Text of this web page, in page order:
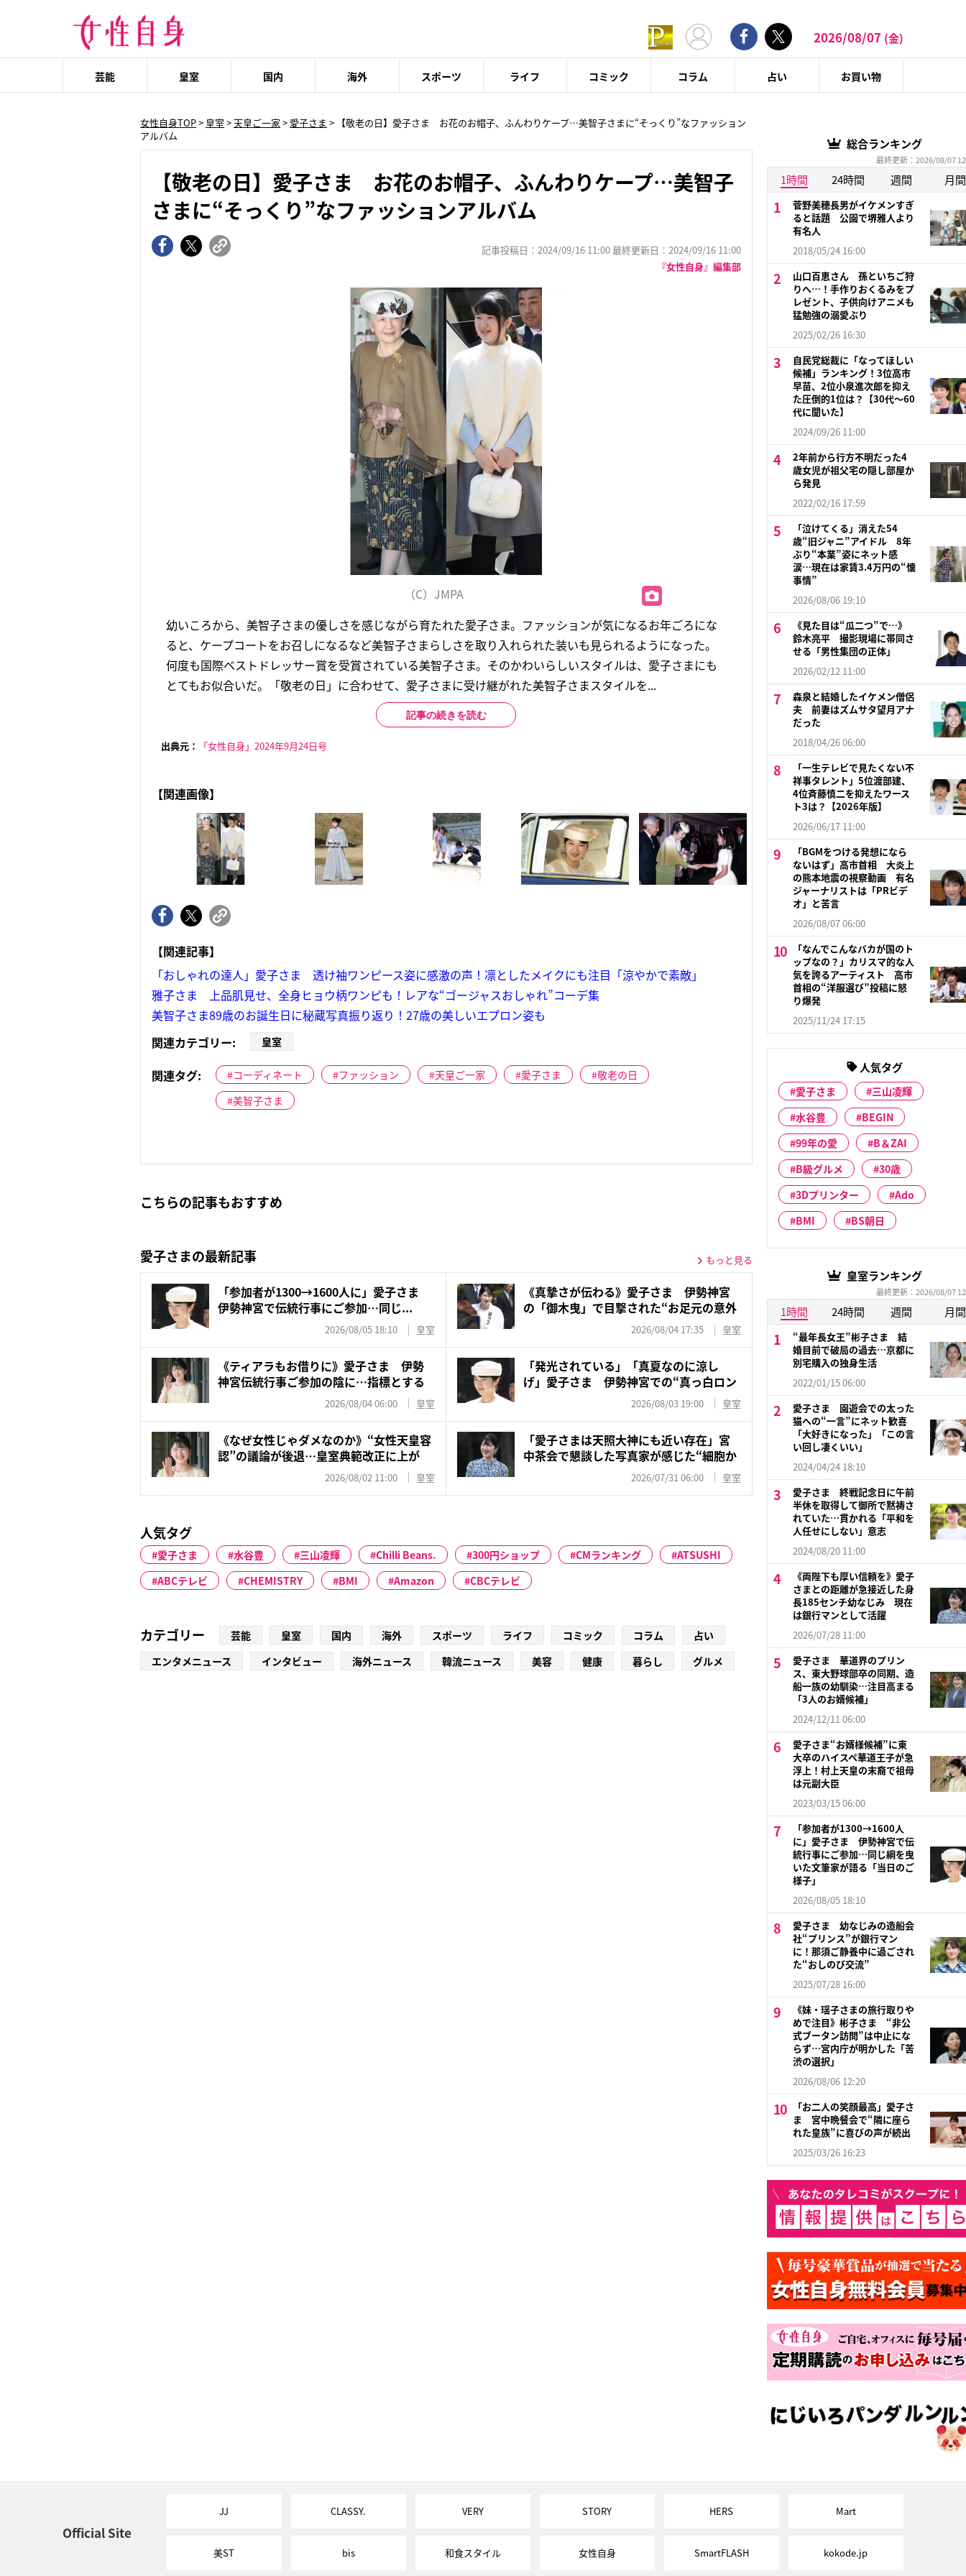
2026/08/07 (金)
芸能 皇室 国内 海外 スポーツ ライフ コミック コラム 占い お買い物
女性自身TOP> 皇室>天皇ご一家 > 愛子さま > 【敬老の日】愛子さま お花のお帽子、ふんわりケープ…美智子さまに“そっくり”なファッション
アルバム
【敬老の日】愛子さま お花のお帽子、ふんわりケープ…美智子
さまに“そっくり”なファッションアルバム
記事投稿日：2024/09/16 11:00 最終更新日：2024/09/16 11:00
『女性自身』編集部
（C）JMPA
幼いころから、美智子さまの優しさを感じながら育たれた愛子さま。ファッションが気になるお年ごろにな
ると、ケープコートをお召しになるなど美智子さまらしさを取り入れられた装いも見られるようになった。
何度も国際ベストドレッサー賞を受賞されている美智子さま。そのかわいらしいスタイルは、愛子さまにも
とてもお似合いだ。「敬老の日」に合わせて、愛子さまに受け継がれた美智子さまスタイルを...
記事の続きを読む
出典元： 「女性自身」2024年9月24日号
【関連画像】
【関連記事】
「おしゃれの達人」愛子さま 透け袖ワンピース姿に感激の声！凛としたメイクにも注目「涼やかで素敵」
雅子さま 上品肌見せ、全身ヒョウ柄ワンピも！レアな“ゴージャスおしゃれ”コーデ集
美智子さま89歳のお誕生日に秘蔵写真振り返り！27歳の美しいエプロン姿も
関連カテゴリー:
皇室
関連タグ: コーディネート ファッション 天皇ご一家 愛子さま
敬老の日
美智子さま
こちらの記事もおすすめ
愛子さまの最新記事 もっと見る
「参加者が1300→1600人に」愛子さま
伊勢神宮で伝統行事にご参加…同じ...
2026/08/05 18:10 皇室
《真摯さが伝わる》愛子さま 伊勢神宮
の「御木曳」で目撃された“お足元の意外
2026/08/04 17:35 皇室
《ティアラもお借りに》愛子さま 伊勢
神宮伝統行事ご参加の陰に…指標とする
2026/08/04 06:00 皇室
「発光されている」「真夏なのに涼し
げ」愛子さま 伊勢神宮での“真っ白ロン
2026/08/03 19:00 皇室
《なぜ女性じゃダメなのか》“女性天皇容
認”の議論が後退…皇室典範改正に上が
2026/08/02 11:00 皇室
「愛子さまは天照大神にも近い存在」宮
中茶会で懇談した写真家が感じた“細胞か
2026/07/31 06:00 皇室
人気タグ
愛子さま 水谷豊 三山凌輝 Chilli Beans. 300円ショップ CMランキング
ATSUSHI
ABCテレビ
CHEMISTRY BMI Amazon CBCテレビ
カテゴリー 芸能 皇室 国内 海外 スポーツ ライフ コミック コラム
占い
エンタメニュース
インタビュー 海外ニュース 韓流ニュース 美容 健康 暮らし グルメ
総合ランキング
最終更新：2026/08/07
1時間 24時間 週間 月間
菅野美穂長男がイケメンすぎ
ると話題 公園で堺雅人より
有名人
2018/05/24 16:00
山口百恵さん 孫といちご狩
りへ…！手作りおくるみをプ
レゼント、子供向けアニメも
猛勉強の溺愛ぶり
2025/02/26 16:30
自民党総裁に「なってほしい
候補」ランキング！3位高市
早苗、2位小泉進次郎を抑え
た圧倒的1位は？【30代〜60
代に聞いた】
2024/09/26 11:00
2年前から行方不明だった4
歳女児が祖父宅の隠し部屋か
ら発見
2022/02/16 17:59
「泣けてくる」消えた54
歳“旧ジャニ”アイドル 8年
ぶり“本業”姿にネット感
涙…現在は家賃3.4万円の“懐
事情”
2026/08/06 19:10
《見た目は“瓜二つ”で…》
鈴木亮平 撮影現場に帯同さ
せる「男性集団の正体」
2026/02/12 11:00
森泉と結婚したイケメン僧侶
夫 前妻はズムサタ望月アナ
だった
2018/04/26 06:00
「一生テレビで見たくない不
祥事タレント」5位渡部建、
4位斉藤慎二を抑えたワース
ト3は？【2026年版】
2026/06/17 11:00
「BGMをつける発想になら
ないはず」高市首相 大炎上
の熊本地震の視察動画 有名
ジャーナリストは「PRビデ
オ」と苦言
2026/08/07 06:00
「なんでこんなバカが国のト
ップなの？」カリスマ的な人
気を誇るアーティスト 高市
首相の“洋服選び”投稿に怒
り爆発
2025/11/24 17:15
人気タグ
愛子さま
三山凌輝
水谷豊
BEGIN
99年の愛
B＆ZAI
B級グルメ
30歳
3Dプリンター
Ado
BMI
BS朝日
皇室ランキング
最終更新：2026/08/07
1時間 24時間 週間 月間
“最年長女王”彬子さま 結
婚目前で破局の過去…京都に
別宅購入の独身生活
2022/01/15 06:00
愛子さま 園遊会での太った
猫への“一言”にネット歓喜
「大好きになった」「この言
い回し凄くいい」
2024/04/24 18:10
愛子さま 終戦記念日に午前
半休を取得して御所で黙祷さ
れていた…貫かれる「平和を
人任せにしない」意志
2024/08/20 11:00
《両陛下も厚い信頼を》愛子
さまとの距離が急接近した身
長185センチ幼なじみ 現在
は銀行マンとして活躍
2026/07/28 11:00
愛子さま 華道界のプリン
ス、東大野球部卒の同期、造
船一族の幼馴染…注目高まる
「3人のお婿候補」
2024/12/11 06:00
愛子さま“お婿様候補”に東
大卒のハイスペ華道王子が急
浮上！村上天皇の末裔で祖母
は元副大臣
2023/03/15 06:00
「参加者が1300→1600人
に」愛子さま 伊勢神宮で伝
統行事にご参加…同じ綱を曳
いた文筆家が語る「当日のご
様子」
2026/08/05 18:10
愛子さま 幼なじみの造船会
社“プリンス”が銀行マン
に！那須ご静養中に過ごされ
た“おしのび交流”
2025/07/28 16:00
《妹・瑶子さまの旅行取りや
めで注目》彬子さま “非公
式ブータン訪問”は中止にな
らず…宮内庁が明かした「苦
渋の選択」
2026/08/06 12:20
「お二人の笑顔最高」愛子さ
ま 宮中晩餐会で“隣に座ら
れた皇族”に喜びの声が続出
2025/03/26 16:23
Official Site
JJ CLASSY. VERY STORY HERS Mart
美ST bis 和食スタイル 女性自身 SmartFLASH kokode.jp